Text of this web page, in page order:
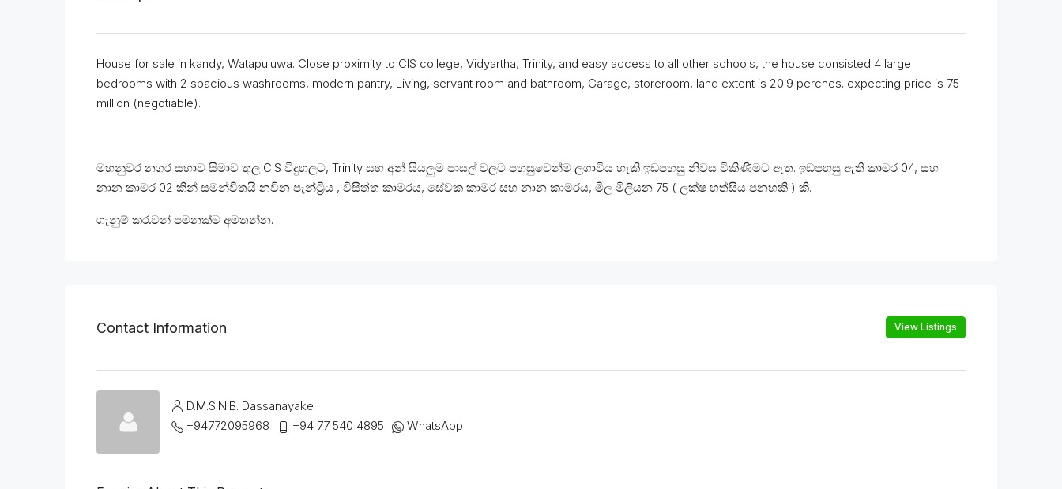
House for sale in kandy, Watapuluwa. Close proximity to CIS college, Vidyartha, Trinity, and easy access to all other schools, the house consisted 4 large
bedrooms with 2 spacious washrooms, modern pantry, Living, servant room and bathroom, Garage, storeroom, land extent is 20.9 perches. expecting price is 75
million (negotiable).
මහනුවර නගර සභාව සිමාව තුල CIS විදුහලට, Trinity සහ අන් සියලුම පාසල් වලට පහසුවෙන්ම ලගාවිය හැකි ඉඩපහසු නිවස විකිණීමට ඇත. ඉඩපහසු ඇති කාමර 04, සහ
නාන කාමර 02 කින් සමන්විතයි නවින පැන්ට්‍රිය , විසිත්ත කාමරය, සේවක කාමර සහ නාන කාමරය, මිල මිලියන 75 ( ලක්ෂ හත්සිය පනහකි ) කි.
ගැනුම් කරැවන් පමනක්ම අමතන්න.
Contact Information View Listings
D.M.S.N.B. Dassanayake
+94772095968
+94 77 540 4895 WhatsApp